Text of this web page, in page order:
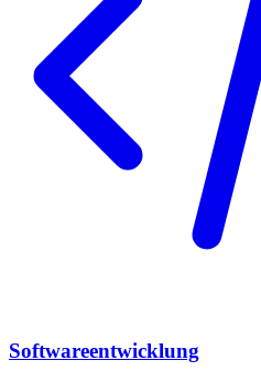
Softwareentwicklung